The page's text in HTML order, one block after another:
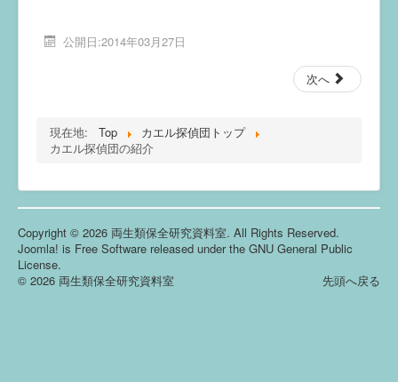
公開日:2014年03月27日
次へ
現在地: Top
カエル探偵団トップ
カエル探偵団の紹介
Copyright © 2026 両生類保全研究資料室. All Rights Reserved.
Joomla! is Free Software released under the GNU General Public
License.
先頭へ戻る
© 2026 両生類保全研究資料室